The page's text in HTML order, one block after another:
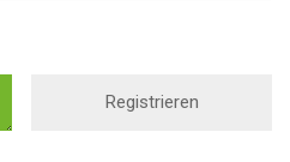
Registrieren